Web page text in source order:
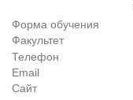
Форма обучения
Факультет
Телефон
Email
Сайт